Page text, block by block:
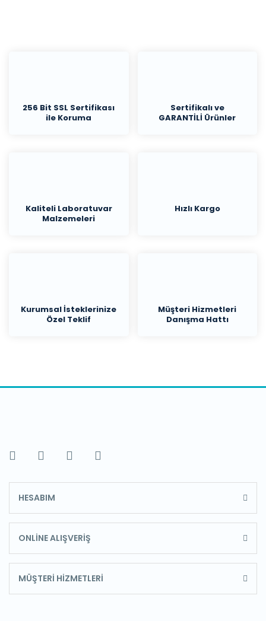
256 Bit SSL Sertifikası
ile Koruma
Sertifikalı ve
GARANTİLİ Ürünler
Kaliteli Laboratuvar
Malzemeleri
Hızlı Kargo
Kurumsal İsteklerinize
Özel Teklif
Müşteri Hizmetleri
Danışma Hattı
HESABIM
ONLİNE ALIŞVERİŞ
MÜŞTERİ HİZMETLERİ